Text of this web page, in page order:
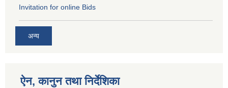
Invitation for online Bids
अन्य
ऐन, कानुन तथा निर्देशिका